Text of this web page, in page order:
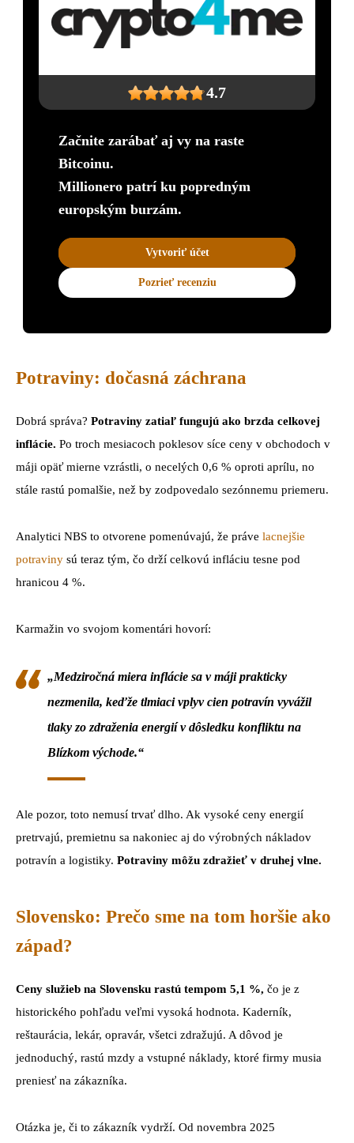
4.7
Začnite zarábať aj vy na raste
Bitcoinu.
Millionero patrí ku popredným
europským burzám.
Vytvoriť účet
Pozrieť recenziu
Potraviny: dočasná záchrana
Dobrá správa? Potraviny zatiaľ fungujú ako brzda celkovej
inflácie. Po troch mesiacoch poklesov síce ceny v obchodoch v
máji opäť mierne vzrástli, o necelých 0,6 % oproti aprílu, no
stále rastú pomalšie, než by zodpovedalo sezónnemu priemeru.
Analytici NBS to otvorene pomenúvajú, že práve lacnejšie
potraviny sú teraz tým, čo drží celkovú infláciu tesne pod
hranicou 4 %.
Karmažin vo svojom komentári hovorí:
„Medziročná miera inflácie sa v máji prakticky
nezmenila, keďže tlmiaci vplyv cien potravín vyvážil
tlaky zo zdraženia energií v dôsledku konfliktu na
Blízkom východe.“
Ale pozor, toto nemusí trvať dlho. Ak vysoké ceny energií
pretrvajú, premietnu sa nakoniec aj do výrobných nákladov
potravín a logistiky. Potraviny môžu zdražieť v druhej vlne.
Slovensko: Prečo sme na tom horšie ako
západ?
Ceny služieb na Slovensku rastú tempom 5,1 %, čo je z
historického pohľadu veľmi vysoká hodnota. Kaderník,
reštaurácia, lekár, opravár, všetci zdražujú. A dôvod je
jednoduchý, rastú mzdy a vstupné náklady, ktoré firmy musia
preniesť na zákazníka.
Otázka je, či to zákazník vydrží. Od novembra 2025